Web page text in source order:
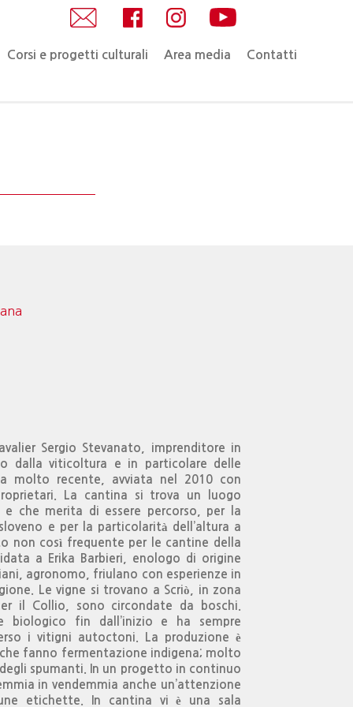
Corsi e progetti culturali Area media Contatti
Sergio Stevanato, imprenditore in
dalla viticoltura e in particolare delle
molto recente, avviata nel 2010 con
La cantina si trova un luogo
e che merita di essere percorso, per la
e per la particolarità dell’altura a
non così frequente per le cantine della
a Erika Barbieri, enologo di origine
agronomo, friulano con esperienze in
Le vigne si trovano a Scriò, in zona
il Collio, sono circondate da boschi.
biologico fin dall’inizio e ha sempre
i vitigni autoctoni. La produzione è
fanno fermentazione indigena; molto
spumanti. In un progetto in continuo
in vendemmia anche un’attenzione
etichette. In cantina vi è una sala